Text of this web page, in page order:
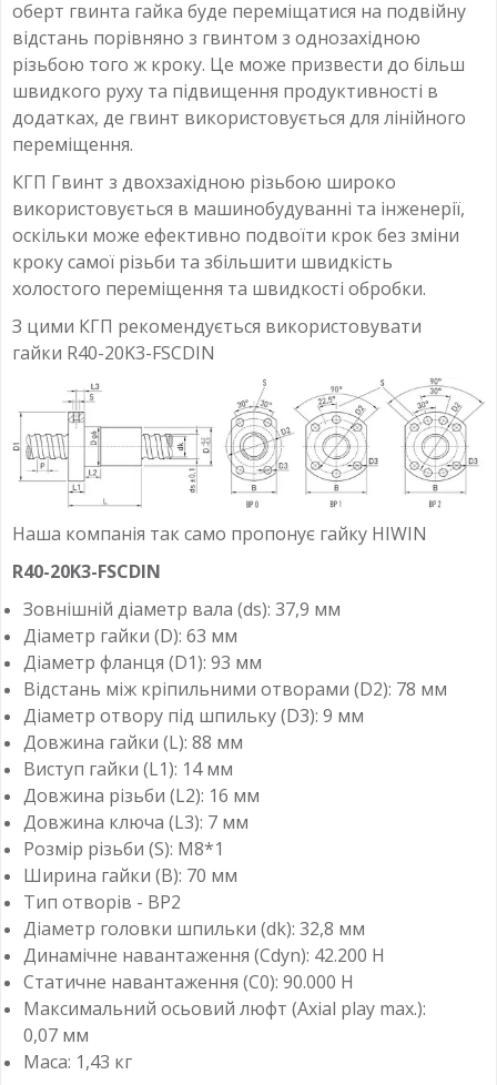
оберт гвинта гайка буде переміщатися на подвійну
відстань порівняно з гвинтом з однозахідною
різьбою того ж кроку. Це може призвести до більш
швидкого руху та підвищення продуктивності в
додатках, де гвинт використовується для лінійного
переміщення.
КГП Гвинт з двохзахідною різьбою широко
використовується в машинобудуванні та інженерії,
оскільки може ефективно подвоїти крок без зміни
кроку самої різьби та збільшити швидкість
холостого переміщення та швидкості обробки.
З цими КГП рекомендується використовувати
гайки R40-20K3-FSCDIN
Наша компанія так само пропонує гайку HIWIN
R40-20K3-FSCDIN
Зовнішній діаметр вала (ds): 37,9 мм
Діаметр гайки (D): 63 мм
Діаметр фланця (D1): 93 мм
Відстань між кріпильними отворами (D2): 78 мм
Діаметр отвору під шпильку (D3): 9 мм
Довжина гайки (L): 88 мм
Виступ гайки (L1): 14 мм
Довжина різьби (L2): 16 мм
Довжина ключа (L3): 7 мм
Розмір різьби (S): M8*1
Ширина гайки (B): 70 мм
Тип отворів - ВР2
Діаметр головки шпильки (dk): 32,8 мм
Динамічне навантаження (Cdyn): 42.200 Н
Статичне навантаження (C0): 90.000 Н
Максимальний осьовий люфт (Axial play max.):
0,07 мм
Маса: 1,43 кг